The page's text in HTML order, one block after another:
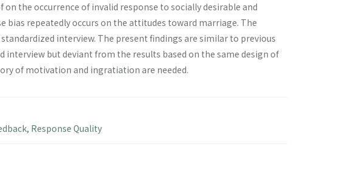
the occurrence of invalid response to socially desirable and
repeatedly occurs on the attitudes toward marriage. The
interview. The present findings are similar to previous
but deviant from the results based on the same design of
of motivation and ingratiation are needed.
, Response Quality